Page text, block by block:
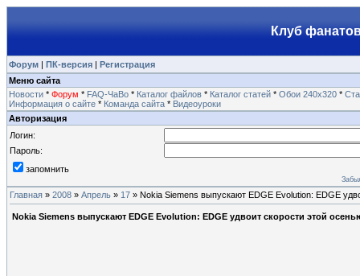
Клуб
Форум | ПК-версия | Регистрация
Меню сайта
Новости * Форум * FAQ-ЧаВо * Каталог файлов * Каталог статей * Обои 240х320 *
Информация о сайте * Команда сайта * Видеоуроки
Авторизация
Логин:
Пароль:
запомнить
Главная » 2008 » Апрель » 17 » Nokia Siemens выпускают EDGE Evolution: EDGE
Nokia Siemens выпускают EDGE Evolution: EDGE удвоит скорости этой